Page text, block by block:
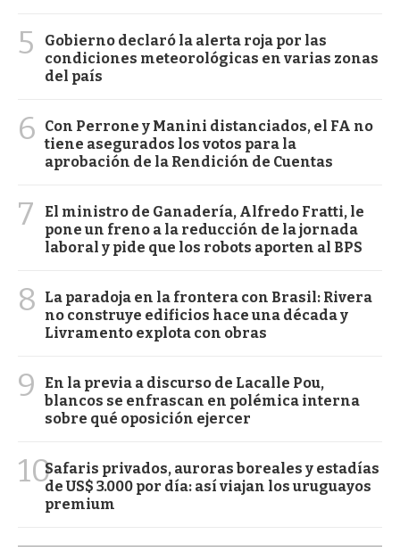
5
Gobierno declaró la alerta roja por las
condiciones meteorológicas en varias zonas
del país
6
Con Perrone y Manini distanciados, el FA no
tiene asegurados los votos para la
aprobación de la Rendición de Cuentas
7
El ministro de Ganadería, Alfredo Fratti, le
pone un freno a la reducción de la jornada
laboral y pide que los robots aporten al BPS
8
La paradoja en la frontera con Brasil: Rivera
no construye edificios hace una década y
Livramento explota con obras
9
En la previa a discurso de Lacalle Pou,
blancos se enfrascan en polémica interna
sobre qué oposición ejercer
10Safaris privados, auroras boreales y estadías
de US$ 3.000 por día: así viajan los uruguayos
premium